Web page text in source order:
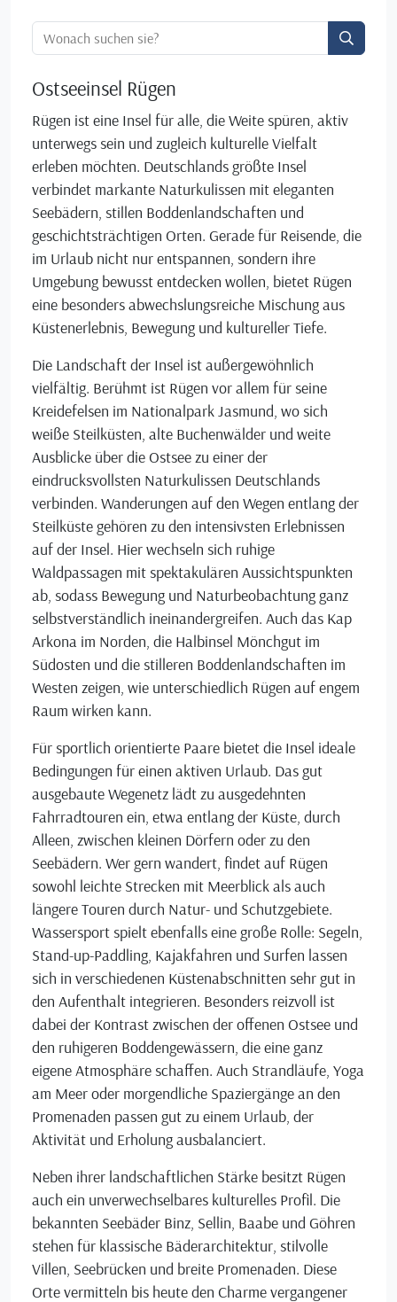
Ortssuche:
Ostseeinsel Rügen
Rügen ist eine Insel für alle, die Weite spüren, aktiv
unterwegs sein und zugleich kulturelle Vielfalt
erleben möchten. Deutschlands größte Insel
verbindet markante Naturkulissen mit eleganten
Seebädern, stillen Boddenlandschaften und
geschichtsträchtigen Orten. Gerade für Reisende, die
im Urlaub nicht nur entspannen, sondern ihre
Umgebung bewusst entdecken wollen, bietet Rügen
eine besonders abwechslungsreiche Mischung aus
Küstenerlebnis, Bewegung und kultureller Tiefe.
Die Landschaft der Insel ist außergewöhnlich
vielfältig. Berühmt ist Rügen vor allem für seine
Kreidefelsen im Nationalpark Jasmund, wo sich
weiße Steilküsten, alte Buchenwälder und weite
Ausblicke über die Ostsee zu einer der
eindrucksvollsten Naturkulissen Deutschlands
verbinden. Wanderungen auf den Wegen entlang der
Steilküste gehören zu den intensivsten Erlebnissen
auf der Insel. Hier wechseln sich ruhige
Waldpassagen mit spektakulären Aussichtspunkten
ab, sodass Bewegung und Naturbeobachtung ganz
selbstverständlich ineinandergreifen. Auch das Kap
Arkona im Norden, die Halbinsel Mönchgut im
Südosten und die stilleren Boddenlandschaften im
Westen zeigen, wie unterschiedlich Rügen auf engem
Raum wirken kann.
Für sportlich orientierte Paare bietet die Insel ideale
Bedingungen für einen aktiven Urlaub. Das gut
ausgebaute Wegenetz lädt zu ausgedehnten
Fahrradtouren ein, etwa entlang der Küste, durch
Alleen, zwischen kleinen Dörfern oder zu den
Seebädern. Wer gern wandert, findet auf Rügen
sowohl leichte Strecken mit Meerblick als auch
längere Touren durch Natur- und Schutzgebiete.
Wassersport spielt ebenfalls eine große Rolle: Segeln,
Stand-up-Paddling, Kajakfahren und Surfen lassen
sich in verschiedenen Küstenabschnitten sehr gut in
den Aufenthalt integrieren. Besonders reizvoll ist
dabei der Kontrast zwischen der offenen Ostsee und
den ruhigeren Boddengewässern, die eine ganz
eigene Atmosphäre schaffen. Auch Strandläufe, Yoga
am Meer oder morgendliche Spaziergänge an den
Promenaden passen gut zu einem Urlaub, der
Aktivität und Erholung ausbalanciert.
Neben ihrer landschaftlichen Stärke besitzt Rügen
auch ein unverwechselbares kulturelles Profil. Die
bekannten Seebäder Binz, Sellin, Baabe und Göhren
stehen für klassische Bäderarchitektur, stilvolle
Villen, Seebrücken und breite Promenaden. Diese
Orte vermitteln bis heute den Charme vergangener